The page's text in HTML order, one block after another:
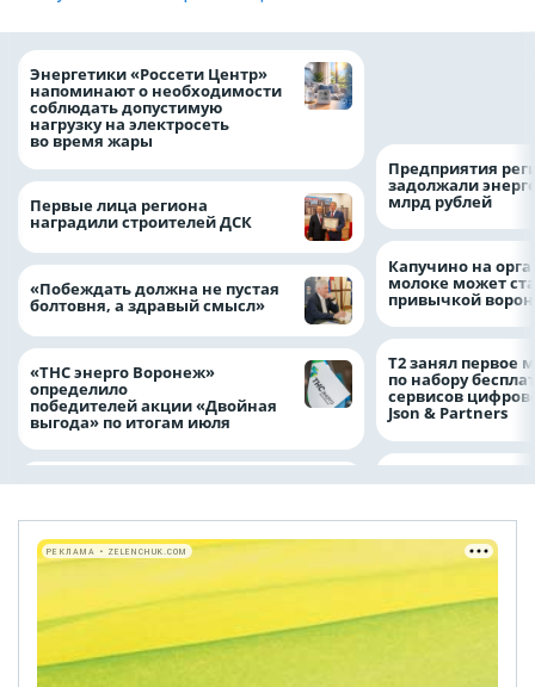
Энергетики «Россети Центр»
напоминают о необходимости
соблюдать допустимую
нагрузку на электросеть
во время жары
Первые лица региона
наградили строителей ДСК
«Побеждать должна не пустая
болтовня, а здравый смысл»
«ТНС энерго Воронеж»
определило
победителей акции «Двойная
выгода» по итогам июля
Предприятия
задолжали
млрд рублей
Капучино на
молоке может
привычкой
Т2 занял первое
по набору
сервисов
Json & Partners
РЕКЛАМА • ZELENCHUK.COM